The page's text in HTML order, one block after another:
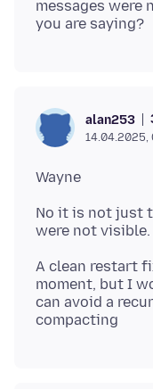
messages were
alan253
14.04.2025,
No it is not just
A clean restart
moment, but I
can avoid a